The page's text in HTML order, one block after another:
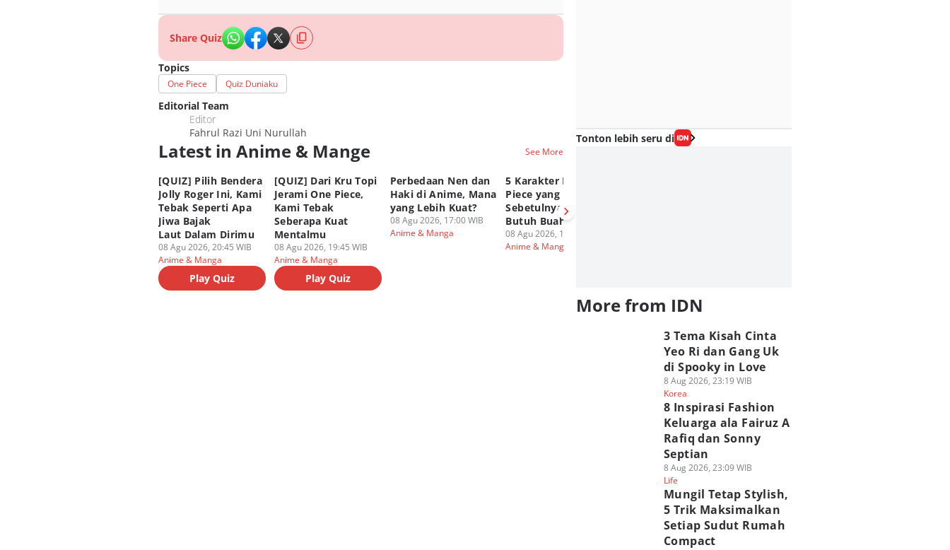
Share Quiz
Topics
One Piece Quiz Duniaku
Editorial Team
Editor
Fahrul Razi Uni Nurullah
Latest in Anime & Mange See More
[QUIZ] Pilih Bendera
Jolly Roger Ini, Kami
Tebak Seperti Apa
Jiwa Bajak
Laut Dalam Dirimu
08 Agu 2026, 20:45 WIB
Anime & Manga
Play Quiz
[QUIZ] Dari Kru Topi
Jerami One Piece,
Kami Tebak
Seberapa Kuat
Mentalmu
08 Agu 2026, 19:45 WIB
Anime & Manga
Play Quiz
Perbedaan Nen dan
Haki di Anime, Mana
yang Lebih Kuat?
08 Agu 2026, 17:00 WIB
Anime & Manga
5 Karakter Kuat One
Piece yang
Sebetulnya Tidak
Butuh Buah Iblis
08 Agu 2026, 13:00 WIB
Anime & Manga
Tonton lebih seru di
More from IDN
3 Tema Kisah Cinta
Yeo Ri dan Gang Uk
di Spooky in Love
8 Aug 2026, 23:19 WIB
Korea
8 Inspirasi Fashion
Keluarga ala Fairuz A
Rafiq dan Sonny
Septian
8 Aug 2026, 23:09 WIB
Life
Mungil Tetap Stylish,
5 Trik Maksimalkan
Setiap Sudut Rumah
Compact